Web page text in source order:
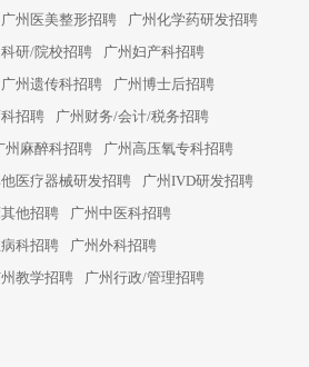
广州医美整形招聘
广州化学药研发招聘
研/院校招聘
广州妇产科招聘
广州遗传科招聘
广州博士后招聘
招聘
广州财务/会计/税务招聘
州麻醉科招聘
广州高压氧专科招聘
医疗器械研发招聘
广州IVD研发招聘
他招聘
广州中医科招聘
科招聘
广州外科招聘
教学招聘
广州行政/管理招聘